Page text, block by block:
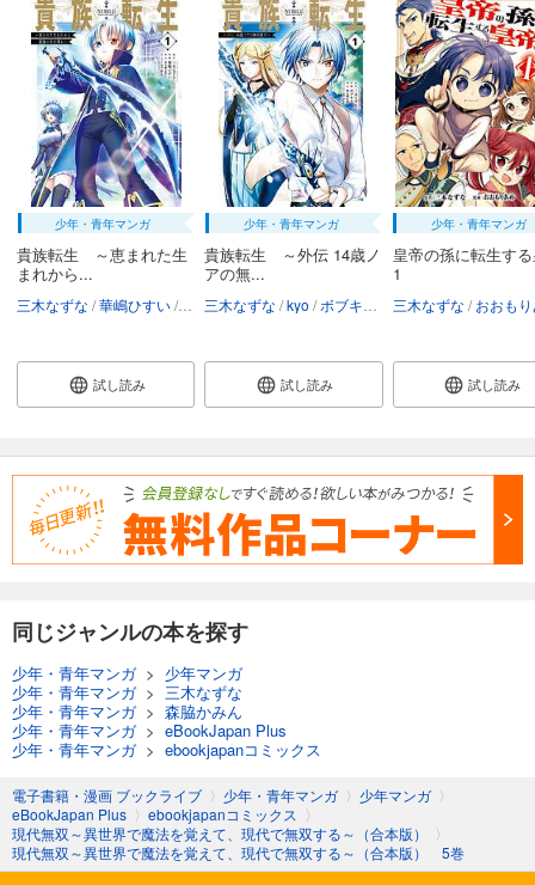
少年・青年マンガ
貴族転生 ～恵まれた生
まれから...
三木なずな 華嶋ひすい 栗元健太郎
試し読み
少年・青年マンガ
貴族転生 ～外伝 14歳ノ
アの無...
三木なずな kyo ボブキャ 栗元健太郎
試し読み
少年・青年マンガ
皇帝の孫に転生す
1
三木なずな おおも
試し読み
同じジャンルの本を探す
少年・青年マンガ> 少年マンガ
少年・青年マンガ> 三木なずな
少年・青年マンガ> 森脇かみん
少年・青年マンガ> eBookJapan Plus
少年・青年マンガ> ebookjapanコミックス
電子書籍・漫画 ブックライブ 〉 少年・青年マンガ 〉 少年マンガ 〉
eBookJapan Plus 〉 ebookjapanコミックス 〉
現代無双～異世界で魔法を覚えて、現代で無双する～（合本版）
〉
現代無双～異世界で魔法を覚えて、現代で無双する～（合本版） 5巻